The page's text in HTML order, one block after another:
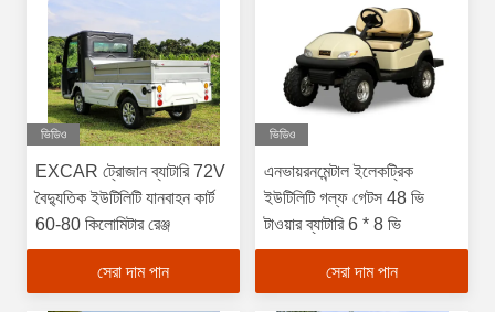
ভিডিও
EXCAR ট্রোজান ব্যাটারি 72V
বৈদ্যুতিক ইউটিলিটি যানবাহন কার্ট
60-80 কিলোমিটার রেঞ্জ
সেরা দাম পান
ভিডিও
এনভায়রনমেন্টাল ইলেকট্রিক
ইউটিলিটি গল্ফ গেটস 48 ভি
টাওয়ার ব্যাটারি 6 * 8 ভি
সেরা দাম পান